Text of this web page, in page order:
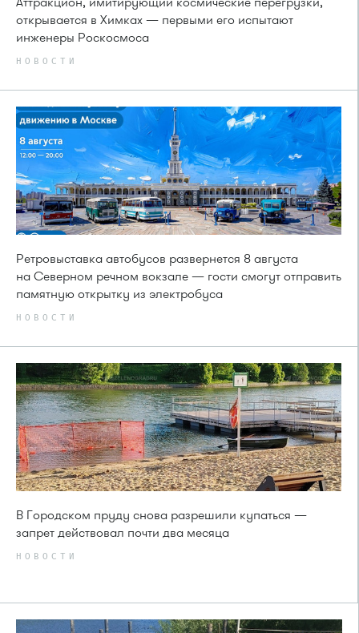
открывается в Химках — первыми его испытают
инженеры Роскосмоса
НОВОСТИ
Ретровыставка автобусов развернется 8 августа
на Северном речном вокзале — гости смогут отправить
памятную открытку из электробуса
НОВОСТИ
В Городском пруду снова разрешили купаться —
запрет действовал почти два месяца
НОВОСТИ